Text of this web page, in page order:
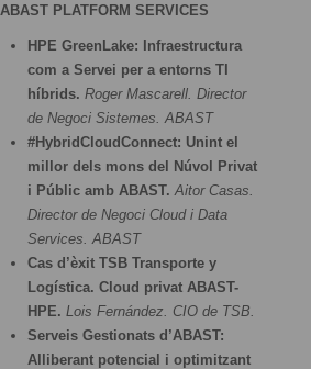
ABAST PLATFORM SERVICES
HPE GreenLake: Infraestructura
com a Servei per a entorns TI
híbrids. Roger Mascarell. Director
de Negoci Sistemes. ABAST
#HybridCloudConnect: Unint el
millor dels mons del Núvol Privat
i Públic amb ABAST. Aitor Casas.
Director de Negoci Cloud i Data
Services. ABAST
Cas d’èxit TSB Transporte y
Logística. Cloud privat ABAST-
HPE. Lois Fernández. CIO de TSB.
Serveis Gestionats d’ABAST:
Alliberant potencial i optimitzant